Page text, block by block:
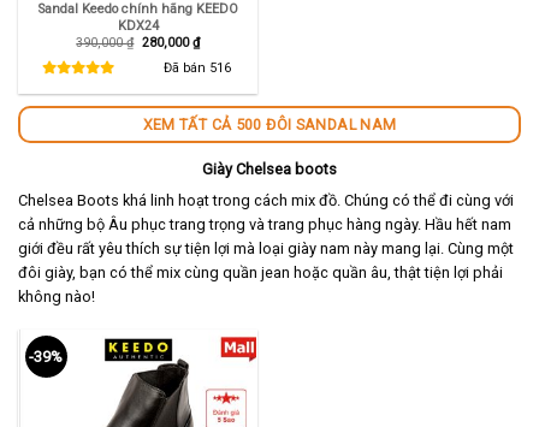
Sandal Keedo chính hãng KEEDO
KDX24
390,000₫ Giá
280,000₫Giá
hiện
tại
Đã bán 516
XEM TẤT CẢ 500 ĐÔI SANDAL NAM
Giày Chelsea boots
Chelsea Boots khá linh hoạt trong cách mix đồ. Chúng có thể đi cùng với
cả những bộ Âu phục trang trọng và trang phục hàng ngày. Hầu hết nam
giới đều rất yêu thích sự tiện lợi mà loại giày nam này mang lại. Cùng một
đôi giày, bạn có thể mix cùng quần jean hoặc quần âu, thật tiện lợi phải
không nào!
-39%